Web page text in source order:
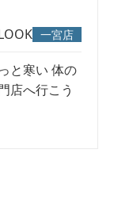
一宮店
と寒い 体の
店へ行こう